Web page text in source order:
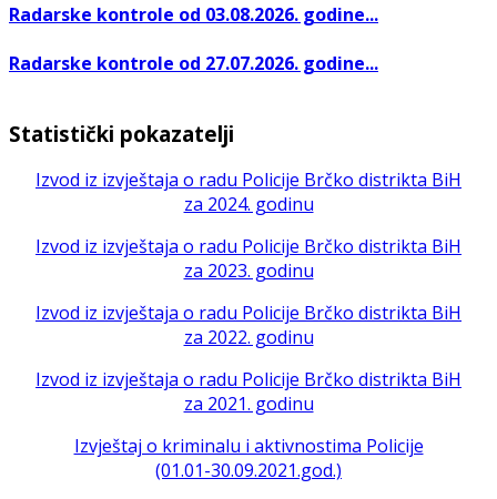
Radarske kontrole od 03.08.2026. godine...
Radarske kontrole od 27.07.2026. godine...
Statistički pokazatelji
Izvod iz izvještaja o radu Policije Brčko distrikta BiH
za 2024. godinu
Izvod iz izvještaja o radu Policije Brčko distrikta BiH
za 2023. godinu
Izvod iz izvještaja o radu Policije Brčko distrikta BiH
za 2022. godinu
Izvod iz izvještaja o radu Policije Brčko distrikta BiH
za 2021. godinu
Izvještaj o kriminalu i aktivnostima Policije
(01.01-30.09.2021.god.)